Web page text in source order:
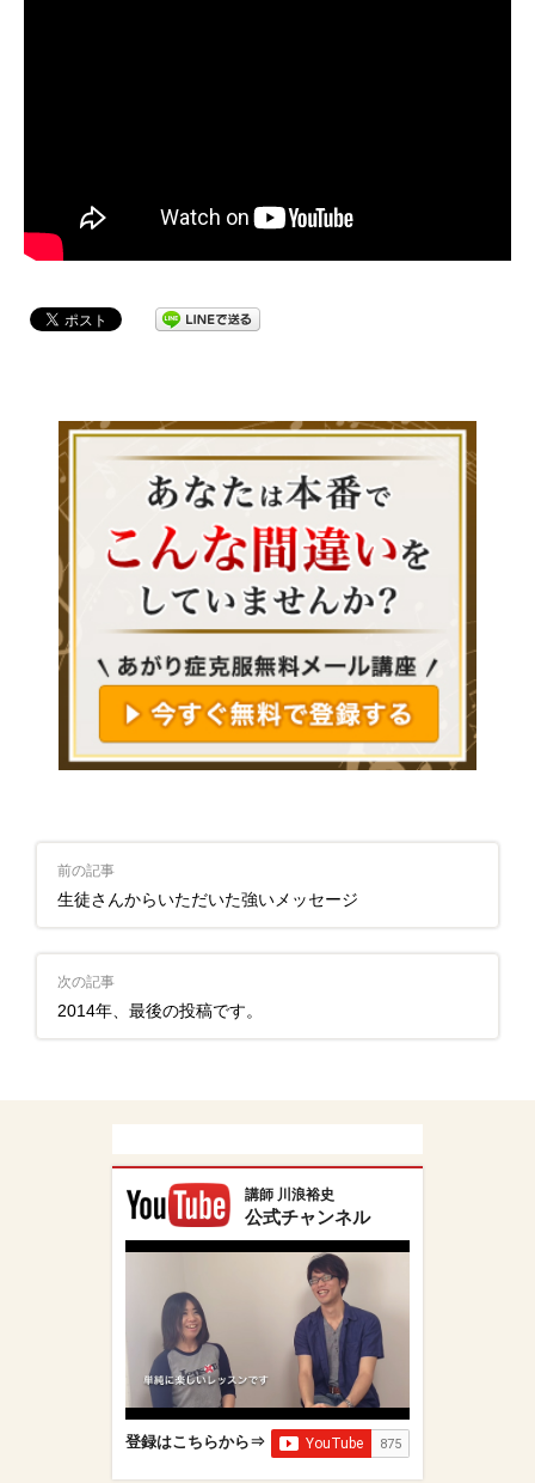
前の記事
生徒さんからいただいた強いメッセージ
次の記事
2014年、最後の投稿です。
講師 川浪裕史
公式チャンネル
登録はこちらから⇒